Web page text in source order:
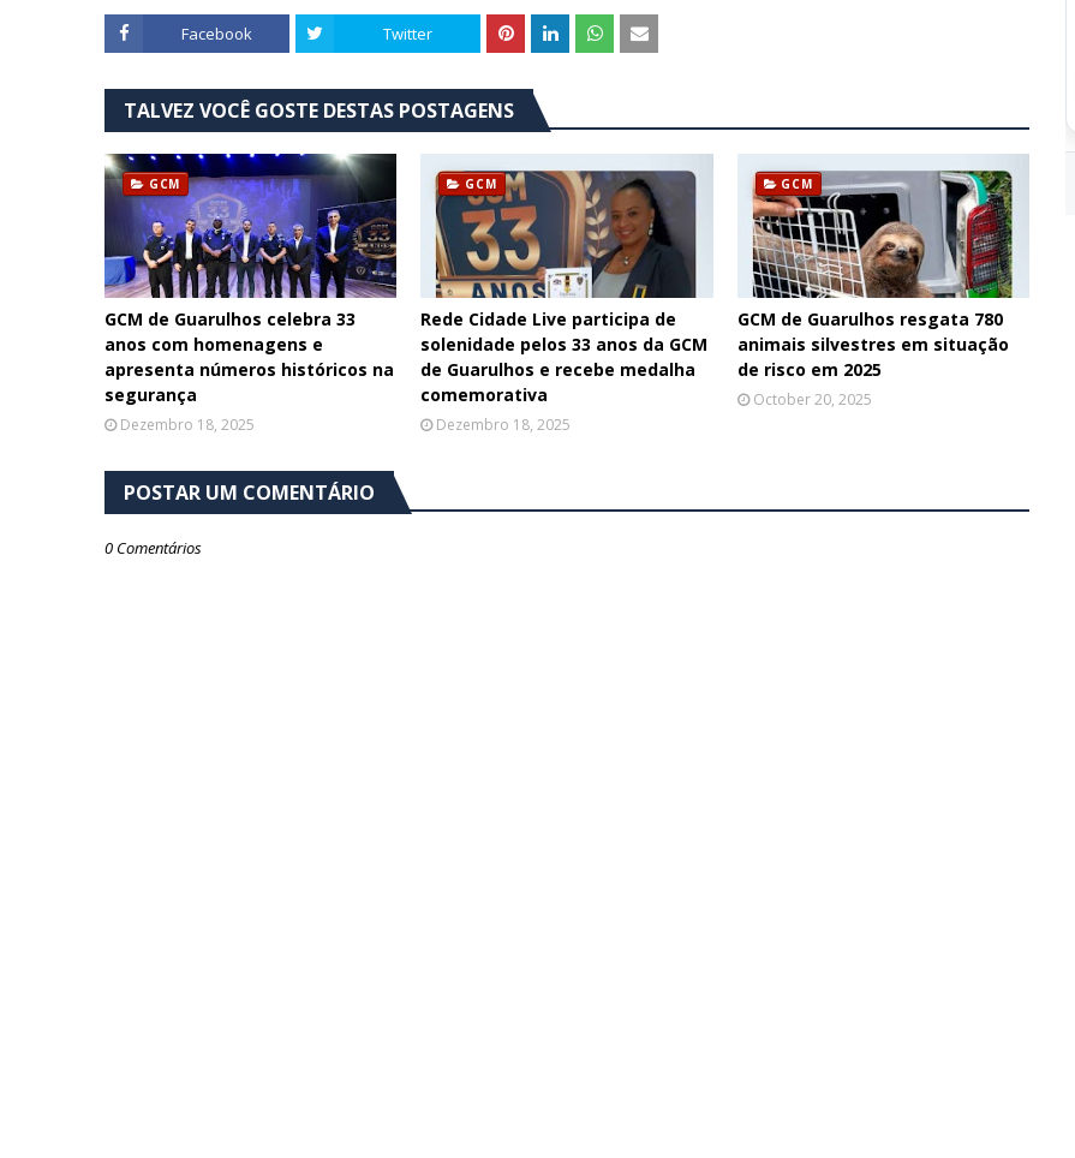
Facebook Twitter
TALVEZ VOCÊ GOSTE DESTAS POSTAGENS
GCM
GCM de Guarulhos celebra 33
anos com homenagens e
apresenta números históricos na
segurança
Dezembro 18, 2025
GCM
Rede Cidade Live participa de
solenidade pelos 33 anos da GCM
de Guarulhos e recebe medalha
comemorativa
Dezembro 18, 2025
GCM
GCM de Guarulhos resgata 780
animais silvestres em situação
de risco em 2025
October 20, 2025
POSTAR UM COMENTÁRIO
0 Comentários